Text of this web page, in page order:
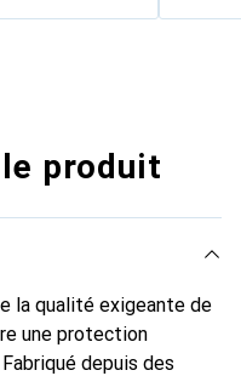
produit
la qualité exigeante de
une protection
depuis des